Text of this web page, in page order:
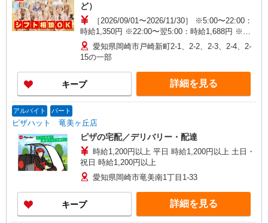
ど）
［2026/09/01〜2026/11/30］ ※5:00〜22:00：
時給1,350円 ※22:00〜翌5:00：時給1,688円 ※高
校生時給1,250円 ※早朝手当（5:00〜9:00）時給＋
150円 ［通常］ 時給1,250円 ※22:00〜翌5:00：時
給1,563円 ※高校生時給1,150円 ※早朝手当
（5:00〜9:00）時給＋150円
愛知県岡崎市戸崎新町2-1、2-2、2-3、2-4、2-
15の一部
キープ 詳細を見る
アルバイト パート
ピザハット 竜美ヶ丘店
ピザの宅配／デリバリー・配達
時給1,200円以上 平日 時給1,200円以上 土日・
祝日 時給1,200円以上
愛知県岡崎市竜美南1丁目1-33
キープ 詳細を見る